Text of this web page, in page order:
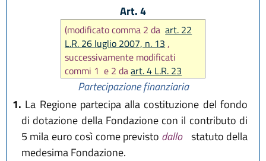
Art. 4
(modificato comma 2 daart. 22
L.R. 26 luglio 2007, n. 13 ,
successivamente modificati
commi 1 e 2 daart. 4 L.R. 23
giugno 2023, n. 6)
Partecipazione finanziaria
1. La Regione partecipa alla costituzione del fondo
di dotazione della Fondazione con il contributo di
5 mila euro così come previsto dallo statuto della
medesima Fondazione.